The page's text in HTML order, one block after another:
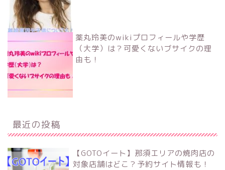
薬丸玲美のwikiプロフィールや学歴
（大学）は？可愛くないブサイクの理
由も！
最近の投稿
【GOTOイート】那須エリアの焼肉店の
対象店舗はどこ？予約サイト情報も！